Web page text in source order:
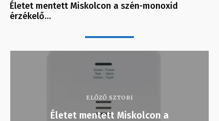
Életet mentett Miskolcon a szén-monoxid
érzékelő…
ELŐZŐ SZTORI
Életet mentett Miskolcon a